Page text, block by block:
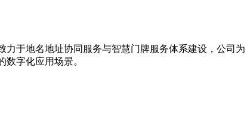
力于地名地址协同服务与智慧门牌服务体系建设，公司为
字化应用场景。